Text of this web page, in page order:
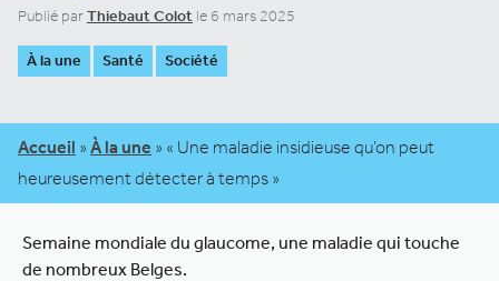
Publié parThiebaut Colot le 6 mars 2025
À la une Santé Société
Accueil » À la une » « Une maladie insidieuse qu’on peut
heureusement détecter à temps »
Semaine mondiale du glaucome, une maladie qui touche
de nombreux Belges.